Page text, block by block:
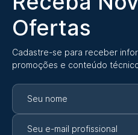
Ofertas
Cadastre-se para receber
promoções e conteúdo